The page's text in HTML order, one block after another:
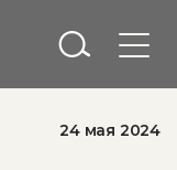
24 мая 2024